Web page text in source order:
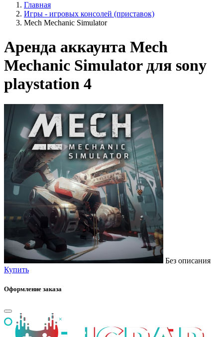
Главная
Игры - игровых консолей (приставок)
Mech Mechanic Simulator
Аренда аккаунта Mech
Mechanic Simulator для sony
playstation 4
Без описания
Купить
Оформление заказа